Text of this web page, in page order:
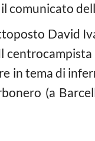
comunicato
David
in tema di
(a